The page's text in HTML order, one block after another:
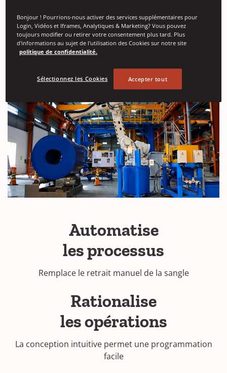
Automatise
les processus
Remplace le retrait manuel de la sangle
Rationalise
les opérations
La conception intuitive permet une programmation
facile
Bonjour ! Pourrions-nous activer des services supplémentaires pour
Login, Vidéos et Iframes, Analytiques & Marketing? Vous pouvez
toujours modifier ou retirer votre consentement plus tard. Plus
d'informations au sujet de l'utilisation des Cookies sur notre site
politique de confidentialité.
Sélectionnez les Cookies Accepter tout